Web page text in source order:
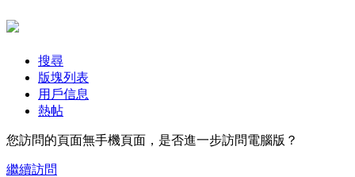
搜尋
版塊列表
用戶信息
熱帖
您訪問的頁面無手機頁面，是否進一步訪問電腦版？
繼續訪問